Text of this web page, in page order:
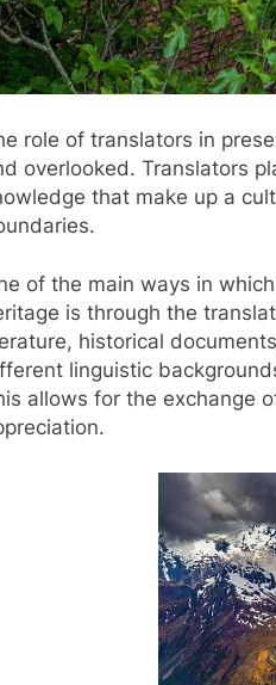
role of translators in
overlooked. Translators
that make up a
of the main ways in
is through the
historical
linguistic
allows for the exchange